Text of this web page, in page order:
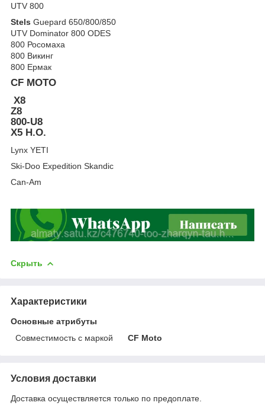
UTV 800
Stels Guepard 650/800/850
UTV Dominator 800 ODES
800 Росомаха
800 Викинг
800 Ермак
CF MOTO
X8
Z8
800-U8
X5 H.O.
Lynx YETI
Ski-Doo Expedition Skandic
Can-Am
Скрыть
Характеристики
Основные атрибуты
Совместимость с маркой
CF Moto
Условия доставки
Доставка осуществляется только по предоплате.